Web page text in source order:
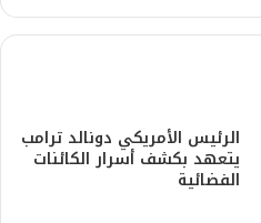
الرئيس الأمريكي دونالد ترامب
يتعهد بكشف أسرار الكائنات
الفضائية